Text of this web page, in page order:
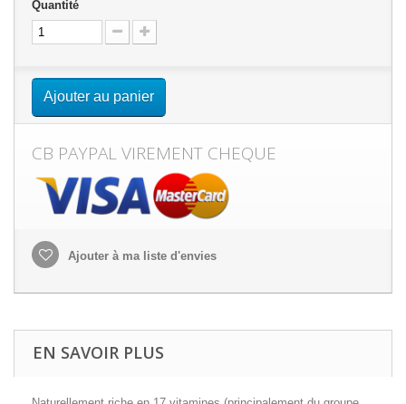
Quantité
Ajouter au panier
CB PAYPAL VIREMENT CHEQUE
Ajouter à ma liste d'envies
EN SAVOIR PLUS